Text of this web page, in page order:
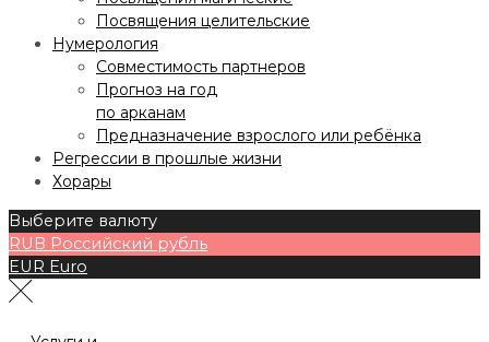
Посвящения целительские
Нумерология
Совместимость партнеров
Прогноз на год
по арканам
Предназначение взрослого или ребёнка
Регрессии в прошлые жизни
Хорары
Выберите валюту
RUB Российский рубль
EUR Euro